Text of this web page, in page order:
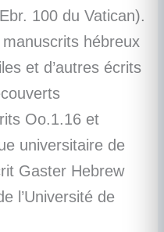
100 du Vatican).
hébreux
et d’autres écrits
Oo.1.16 et
universitaire de
Gaster Hebrew
l’Université de